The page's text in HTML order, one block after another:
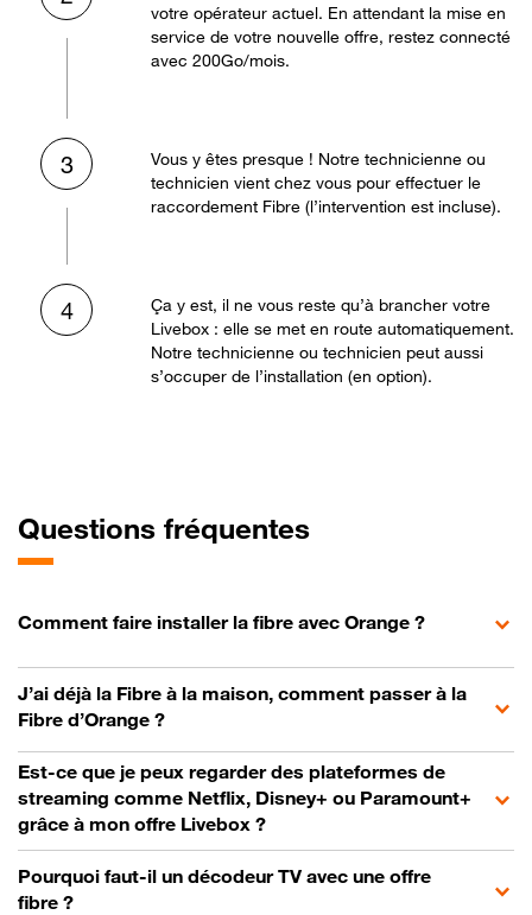
votre opérateur actuel. En attendant la mise en
service de votre nouvelle offre, restez connecté
avec 200Go/mois.
3
Vous y êtes presque ! Notre technicienne ou
technicien vient chez vous pour effectuer le
raccordement Fibre (l’intervention est incluse).
4
Ça y est, il ne vous reste qu’à brancher votre
Livebox : elle se met en route automatiquement.
Notre technicienne ou technicien peut aussi
s’occuper de l’installation (en option).
Questions fréquentes
Comment faire installer la fibre avec Orange ?
J’ai déjà la Fibre à la maison, comment passer à la
Fibre d’Orange ?
Est-ce que je peux regarder des plateformes de
streaming comme Netflix, Disney+ ou Paramount+
grâce à mon offre Livebox ?
Pourquoi faut-il un décodeur TV avec une offre
fibre ?